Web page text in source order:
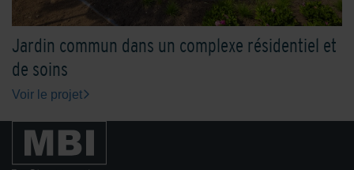
Jardin commun dans un complexe résidentiel et
de soins
Voir le projet